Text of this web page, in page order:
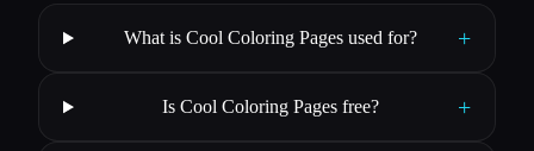
What is Cool Coloring Pages used for? +
Is Cool Coloring Pages free? +